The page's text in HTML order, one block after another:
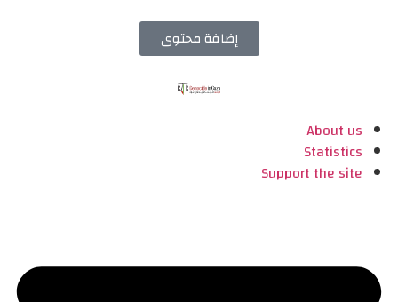
إضافة محتوى
About us
Statistics
Support the site